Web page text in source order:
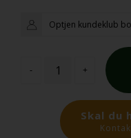
Optjen kundeklub
- +
Skal du